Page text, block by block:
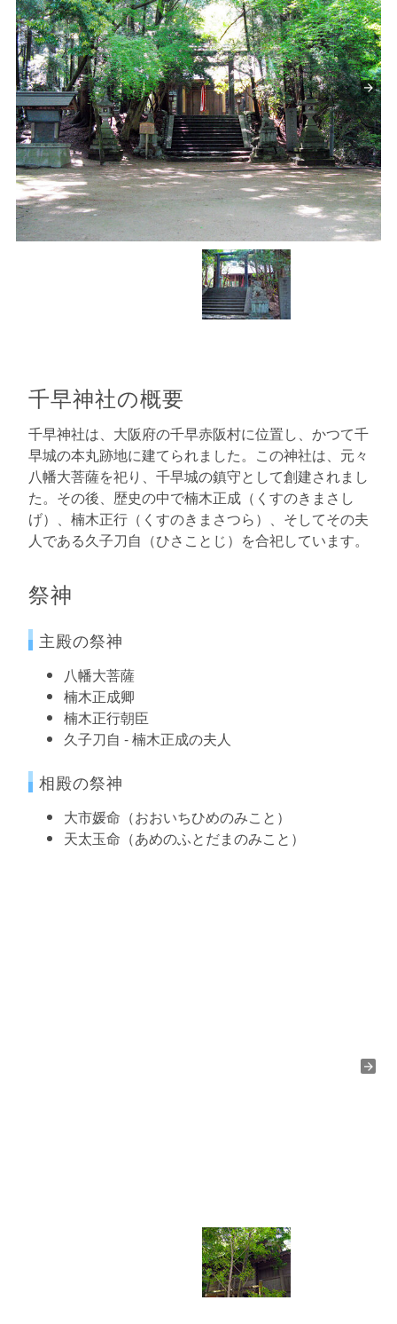
千早神社の概要
千早神社は、大阪府の千早赤阪村に位置し、かつて千
早城の本丸跡地に建てられました。この神社は、元々
八幡大菩薩を祀り、千早城の鎮守として創建されまし
た。その後、歴史の中で楠木正成（くすのきまさし
げ）、楠木正行（くすのきまさつら）、そしてその夫
人である久子刀自（ひさことじ）を合祀しています。
祭神
主殿の祭神
八幡大菩薩
楠木正成卿
楠木正行朝臣
久子刀自 - 楠木正成の夫人
相殿の祭神
大市媛命（おおいちひめのみこと）
天太玉命（あめのふとだまのみこと）